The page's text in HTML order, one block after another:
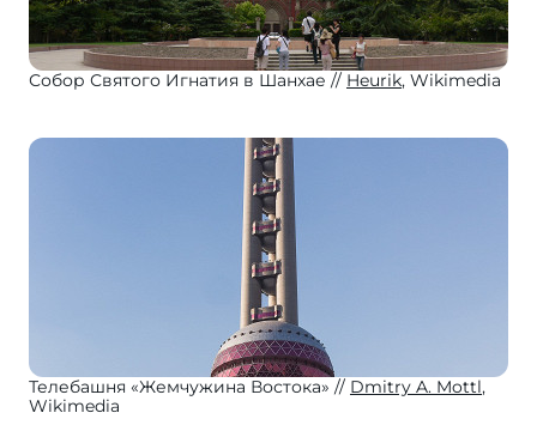
Собор Святого Игнатия в Шанхае Heurik, Wikimedia
Телебашня «Жемчужина Востока» Dmitry A. Mottl,
Wikimedia